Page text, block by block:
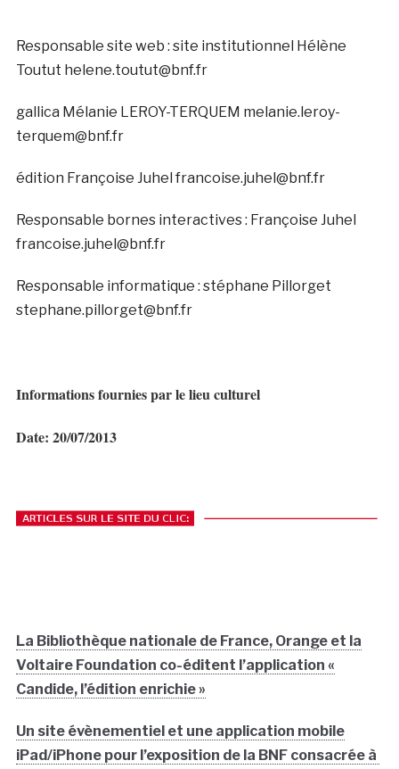
Responsable site web : site institutionnel Hélène
Toutut helene.toutut@bnf.fr
gallica Mélanie LEROY-TERQUEM melanie.leroy-
terquem@bnf.fr
édition Françoise Juhel francoise.juhel@bnf.fr
Responsable bornes interactives : Françoise Juhel
francoise.juhel@bnf.fr
Responsable informatique : stéphane Pillorget
stephane.pillorget@bnf.fr
Informations fournies par le lieu culturel
Date: 20/07/2013
La Bibliothèque nationale de France, Orange et la
Voltaire Foundation co-éditent l’application «
Candide, l’édition enrichie »
Un site évènementiel et une application mobile
iPad/iPhone pour l’exposition de la BNF consacrée à